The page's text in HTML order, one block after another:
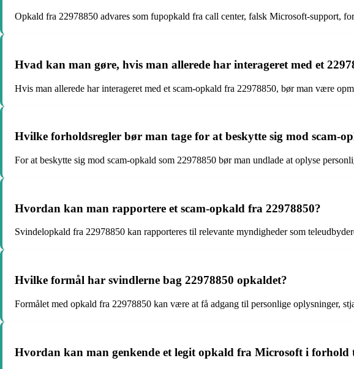
Opkald fra 22978850 advares som fupopkald fra call center, falsk Microsoft-support,
Hvad kan man gøre, hvis man allerede har interageret med et
Hvis man allerede har interageret med et scam-opkald fra 22978850, bør man være
Hvilke forholdsregler bør man tage for at beskytte sig mod scam-
For at beskytte sig mod scam-opkald som 22978850 bør man undlade at oplyse
Hvordan kan man rapportere et scam-opkald fra 22978850?
Svindelopkald fra 22978850 kan rapporteres til relevante myndigheder som
Hvilke formål har svindlerne bag 22978850 opkaldet?
Formålet med opkald fra 22978850 kan være at få adgang til personlige oplysninger,
Hvordan kan man genkende et legit opkald fra Microsoft i forhold